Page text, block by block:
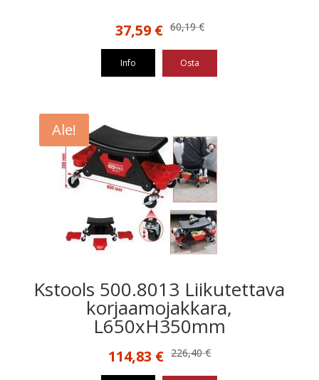
60,19€
Alkuperäinen
60,19 €.
37,59 €Nykyinen
37,59 €.
Info Osta
Ale!
Kstools 500.8013 Liikutettava
korjaamojakkara,
L650xH350mm
226,40€
Alkuperäinen
114,83 €Nykyinen